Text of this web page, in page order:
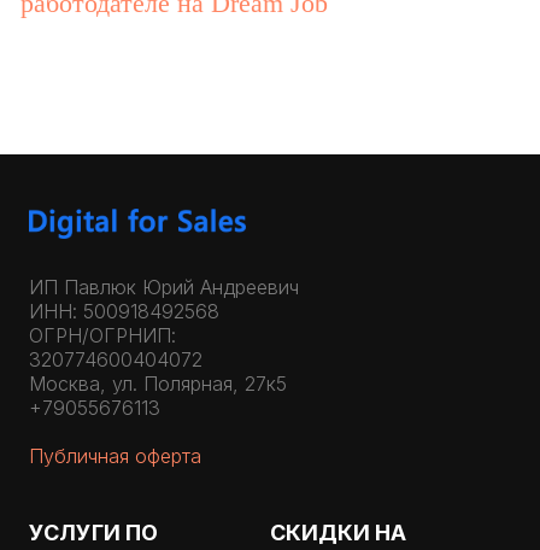
ИП Павлюк Юрий Андреевич
ИНН: 500918492568
ОГРН/ОГРНИП:
320774600404072
Москва, ул. Полярная, 27к5
+79055676113
Публичная оферта
УСЛУГИ ПО
СКИДКИ НА